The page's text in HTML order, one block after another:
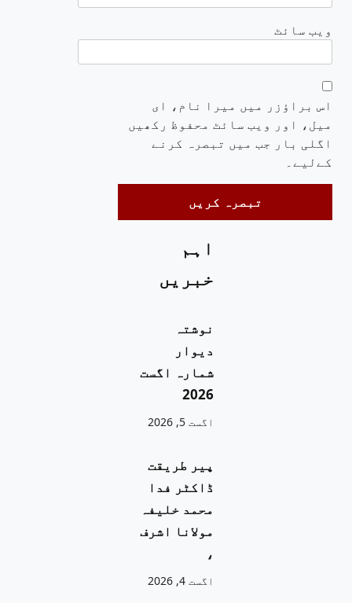
ویب‌ سائٹ
اس براؤزر میں میرا نام، ای
میل، اور ویب سائٹ محفوظ رکھیں
اگلی بار جب میں تبصرہ کرنے
کےلیے۔
اہم
خبریں
نوشتہ
دیوار
شمارہ اگست
2026
اگست 5, 2026
پیر طریقت
ڈاکٹر فدا
محمد خلیفہ
مولانا اشرف
،
اگست 4, 2026